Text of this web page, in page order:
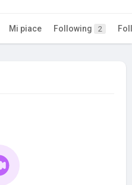
Mi piace Following 2